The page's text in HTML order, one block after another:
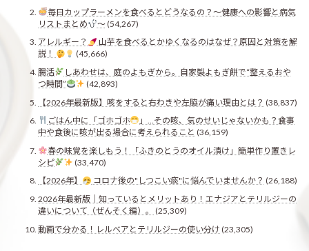
毎日カップラーメンを食べるとどうなるの？〜健康への影響と病気
リストまとめ
〜(54,267)
アレルギー？
山芋を食べるとかゆくなるのはなぜ？原因と対策を解
説！
(45,666)
腸活
しあわせは、庭のよもぎから。自家製よもぎ餅で“整えるおや
つ時間”
(42,893)
【2026年最新版】咳をすると右わきや左脇が痛い理由とは？ (38,837)
ごはん中に「ゴホゴホ
」…その咳、気のせいじゃないかも？食事
中や食後に咳が出る場合に考えられること (36,159)
春の味覚を楽しもう！「ふきのとうのオイル漬け」簡単作り置きレ
シピ
(33,470)
【2026年】
コロナ後の"しつこい痰"に悩んでいませんか？ (26,188)
2026年最新版｜知っているとメリットあり！エナジアとテリルジーの
違いについて（ぜんそく編）。
(25,309)
動画で分かる！レルベアとテリルジーの使い分け (23,305)